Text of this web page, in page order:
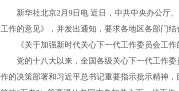
新华社北京2月9日电 近日，中共中央办公厅、
工作的意见》，并发出通知，要求各地区各部门结
《关于加强新时代关心下一代工作委员会工作
党的十八大以来，全国各级关心下一代工作委
作的决策部署和习近平总书记重要指示批示精神